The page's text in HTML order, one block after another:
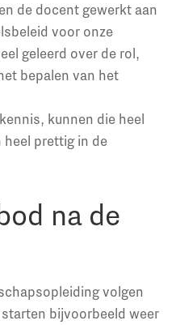
de docent gewerkt aan
voor onze
geleerd over de rol,
bepalen van het
kunnen die heel
heel prettig in de
na de
volgen
bijvoorbeeld weer